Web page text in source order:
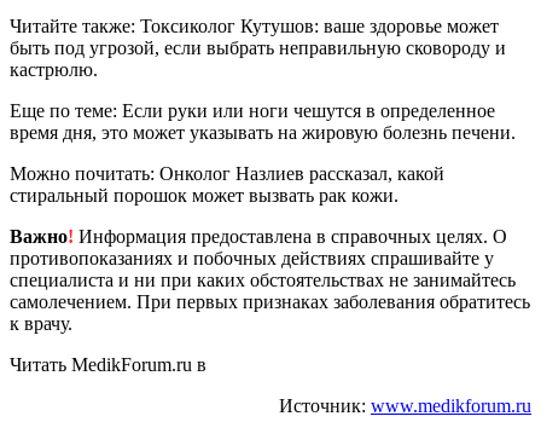
Читайте также: Токсиколог Кутушов: ваше здоровье может
быть под угрозой, если выбрать неправильную сковороду и
кастрюлю.
Еще по теме: Если руки или ноги чешутся в определенное
время дня, это может указывать на жировую болезнь печени.
Можно почитать: Онколог Назлиев рассказал, какой
стиральный порошок может вызвать рак кожи.
Важно! Информация предоставлена в справочных целях. О
противопоказаниях и побочных действиях спрашивайте у
специалиста и ни при каких обстоятельствах не занимайтесь
самолечением. При первых признаках заболевания обратитесь
к врачу.
Читать MedikForum.ru в
Источник: www.medikforum.ru